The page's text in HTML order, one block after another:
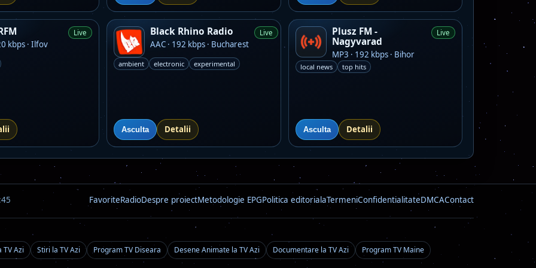
kbps · Ilfov
Live Black Rhino Radio
AAC · 192 kbps · Bucharest
Live
ambient electronic experimental
Asculta Detalii
Plusz FM -
Nagyvarad
MP3 · 192 kbps · Bihor
Live
local news top hits
Asculta Detalii
FavoriteRadioDespre proiectMetodologie EPGPolitica editorialaTermeniConfidentialitateDMCAContact
TV Azi Stiri la TV Azi Program TV Diseara Desene Animate la TV Azi Documentare la TV Azi Program TV Maine